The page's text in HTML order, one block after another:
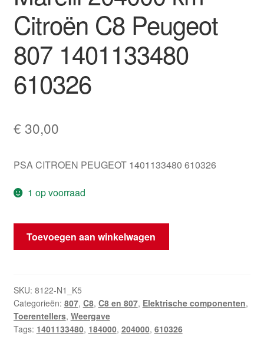
Citroën C8 Peugeot
807 1401133480
610326
€ 30,00
PSA CITROEN PEUGEOT 1401133480 610326
1 op voorraad
Display
Magneti
km
Citroën
C8
Peugeot
Toevoegen aan winkelwagen
SKU: 8122-N1_K5
Categorieën: 807, C8, C8 en 807, Elektrische componenten,
Toerentellers, Weergave
Tags: 1401133480, 184000, 204000, 610326